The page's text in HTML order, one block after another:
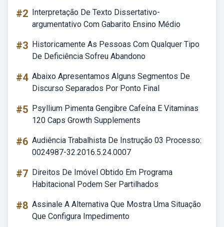
#2 Interpretação De Texto Dissertativo-
argumentativo Com Gabarito Ensino Médio
#3 Historicamente As Pessoas Com Qualquer Tipo
De Deficiência Sofreu Abandono
#4 Abaixo Apresentamos Alguns Segmentos De
Discurso Separados Por Ponto Final
#5 Psyllium Pimenta Gengibre Cafeína E Vitaminas
120 Caps Growth Supplements
#6 Audiência Trabalhista De Instrução 03 Processo:
0024987-32.2016.5.24.0007
#7 Direitos De Imóvel Obtido Em Programa
Habitacional Podem Ser Partilhados
#8 Assinale A Alternativa Que Mostra Uma Situação
Que Configura Impedimento